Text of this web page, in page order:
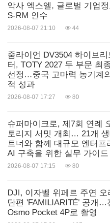
악사 엑스엘, 글로벌 기업
S-RM 인수
2026-08-07 21:10 44
줌라이언 DV3504 하이브리
터, TOTY 2027 두 부문 최
선정…중국 고마력 농기계
적 성과
2026-08-07 17:27 80
슈퍼마이크로, 제7회 연례
토리지 서밋 개최… 21개
트너와 함께 대규모 엔터프
AI 구축을 위한 실무 가이드
2026-08-07 17:15 80
DJI, 이자벨 위페르 주연 오
단편 'FAMILIARITÉ' 공개…
Osmo Pocket 4P로 촬영